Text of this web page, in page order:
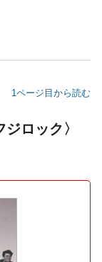
1ページ目から読む
ロック〉